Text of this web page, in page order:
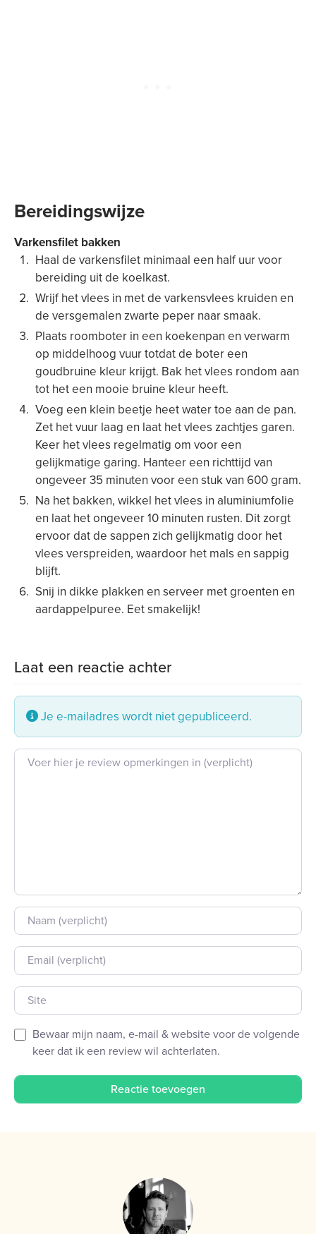
Bereidingswijze
Varkensfilet bakken
Haal de varkensfilet minimaal een half uur voor
bereiding uit de koelkast.
Wrijf het vlees in met de varkensvlees kruiden en
de versgemalen zwarte peper naar smaak.
Plaats roomboter in een koekenpan en verwarm
op middelhoog vuur totdat de boter een
goudbruine kleur krijgt. Bak het vlees rondom aan
tot het een mooie bruine kleur heeft.
Voeg een klein beetje heet water toe aan de pan.
Zet het vuur laag en laat het vlees zachtjes garen.
Keer het vlees regelmatig om voor een
gelijkmatige garing. Hanteer een richttijd van
ongeveer 35 minuten voor een stuk van 600 gram.
Na het bakken, wikkel het vlees in aluminiumfolie
en laat het ongeveer 10 minuten rusten. Dit zorgt
ervoor dat de sappen zich gelijkmatig door het
vlees verspreiden, waardoor het mals en sappig
blijft.
Snij in dikke plakken en serveer met groenten en
aardappelpuree. Eet smakelijk!
Laat een reactie achter
Je e-mailadres wordt niet gepubliceerd.
Beoordeling tekst
Naam
E-mail
Site
Bewaar mijn naam, e-mail & website voor de volgende
keer dat ik een review wil achterlaten.